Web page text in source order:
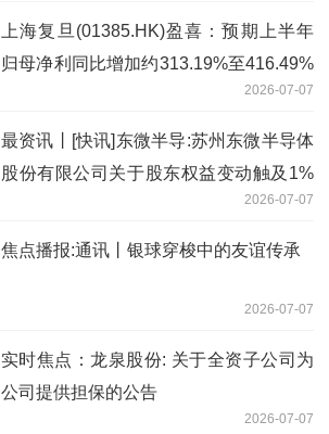
上海复旦(01385.HK)盈喜：预期上半年
归母净利同比增加约313.19%至416.49%
2026-07-07
最资讯丨[快讯]东微半导:苏州东微半导体
股份有限公司关于股东权益变动触及1%
2026-07-07
焦点播报:通讯丨银球穿梭中的友谊传承
2026-07-07
实时焦点：龙泉股份: 关于全资子公司为
公司提供担保的公告
2026-07-07